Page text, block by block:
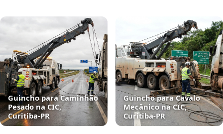
Guincho para Caminhão
Pesado na CIC,
Curitiba‑PR
Guincho para Cavalo
Mecânico na CIC,
Curitiba‑PR